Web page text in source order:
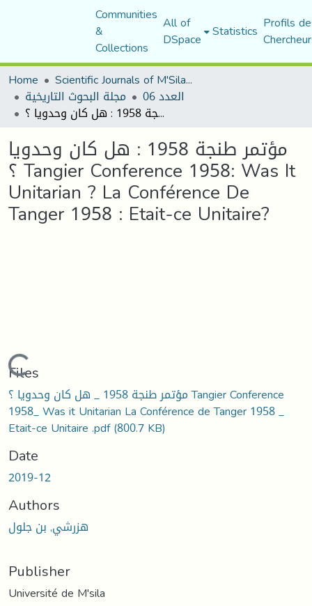
Communities
&
Collections
All of
DSpace Statistics Profils
Home
Scientific Journals of M'Sila University
مجلة البحوث التاريخية العدد 06
مؤتمر طنجة 1958 : هل كان وحدويا ؟ Tangier Conference 1958: Was It Unitarian ? La Conférence De Tanger 1958 : Etait-ce Unitaire?
مؤتمر طنجة 1958 : هل كان وحدويا
؟ Tangier Conference 1958: Was It
Unitarian ? La Conférence De
Tanger 1958 : Etait-ce Unitaire?
Files
مؤتمر طنجة 1958 _ هل كان وحدويا ؟ Tangier Conference
1958_ Was it Unitarian La Conférence de Tanger 1958 _
Etait-ce Unitaire .pdf(800.7 KB)
Date
2019-12
Authors
هزرشي, بن جلول
Publisher
Université de M'sila